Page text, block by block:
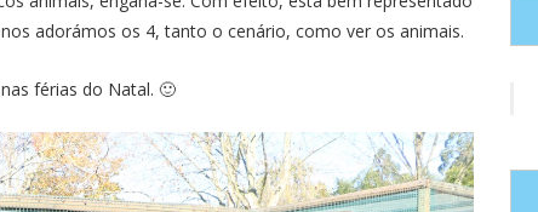
adorámos os 4, tanto o cenário, como ver os animais.
férias do Natal. 🙂